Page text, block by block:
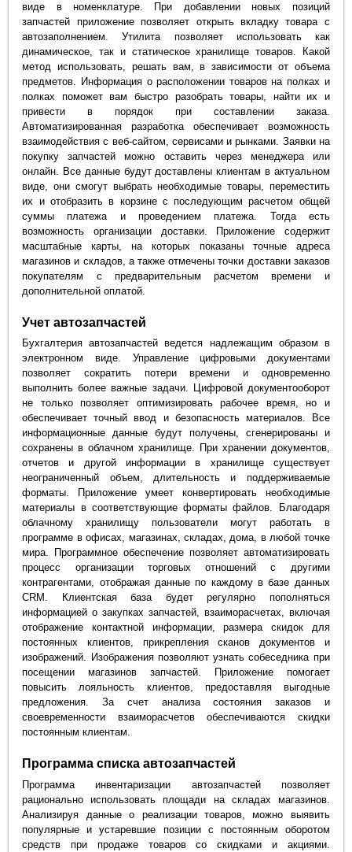
виде в номенклатуре. При добавлении новых позиций
запчастей приложение позволяет открыть вкладку товара с
автозаполнением. Утилита позволяет использовать как
динамическое, так и статическое хранилище товаров. Какой
метод использовать, решать вам, в зависимости от объема
предметов. Информация о расположении товаров на полках и
полках поможет вам быстро разобрать товары, найти их и
привести в порядок при составлении заказа.
Автоматизированная разработка обеспечивает возможность
взаимодействия с веб-сайтом, сервисами и рынками. Заявки на
покупку запчастей можно оставить через менеджера или
онлайн. Все данные будут доставлены клиентам в актуальном
виде, они смогут выбрать необходимые товары, переместить
их и отобразить в корзине с последующим расчетом общей
суммы платежа и проведением платежа. Тогда есть
возможность организации доставки. Приложение содержит
масштабные карты, на которых показаны точные адреса
магазинов и складов, а также отмечены точки доставки заказов
покупателям с предварительным расчетом времени и
дополнительной оплатой.
Учет автозапчастей
Бухгалтерия автозапчастей ведется надлежащим образом в
электронном виде. Управление цифровыми документами
позволяет сократить потери времени и одновременно
выполнить более важные задачи. Цифровой документооборот
не только позволяет оптимизировать рабочее время, но и
обеспечивает точный ввод и безопасность материалов. Все
информационные данные будут получены, сгенерированы и
сохранены в облачном хранилище. При хранении документов,
отчетов и другой информации в хранилище существует
неограниченный объем, длительность и поддерживаемые
форматы. Приложение умеет конвертировать необходимые
материалы в соответствующие форматы файлов. Благодаря
облачному хранилищу пользователи могут работать в
программе в офисах, магазинах, складах, дома, в любой точке
мира. Программное обеспечение позволяет автоматизировать
процесс организации торговых отношений с другими
контрагентами, отображая данные по каждому в базе данных
CRM. Клиентская база будет регулярно пополняться
информацией о закупках запчастей, взаиморасчетах, включая
отображение контактной информации, размера скидок для
постоянных клиентов, прикрепления сканов документов и
изображений. Изображения позволяют узнать собеседника при
посещении магазинов запчастей. Приложение помогает
повысить лояльность клиентов, предоставляя выгодные
предложения. За счет анализа состояния заказов и
своевременности взаиморасчетов обеспечиваются скидки
постоянным клиентам.
Программа списка автозапчастей
Программа инвентаризации автозапчастей позволяет
рационально использовать площади на складах магазинов.
Анализируя данные о реализации товаров, можно выявить
популярные и устаревшие позиции с постоянным оборотом
средств при продаже товаров со скидками и акциями.